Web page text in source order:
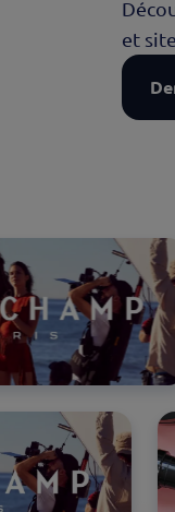
et